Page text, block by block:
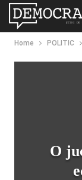
Home POLITIC
O